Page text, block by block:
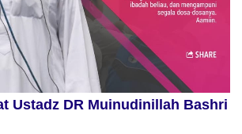
Ustadz DR Muinudinillah Bashri